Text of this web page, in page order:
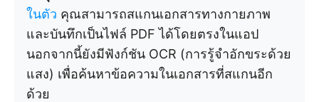
ในตัว คุณสามารถสแกนเอกสารทางกายภาพ
และบันทึกเป็นไฟล์ PDF ได้โดยตรงในแอป
นอกจากนี้ยังมีฟังก์ชัน OCR (การรู้จำอักขระด้วย
แสง) เพื่อค้นหาข้อความในเอกสารที่สแกนอีก
ด้วย